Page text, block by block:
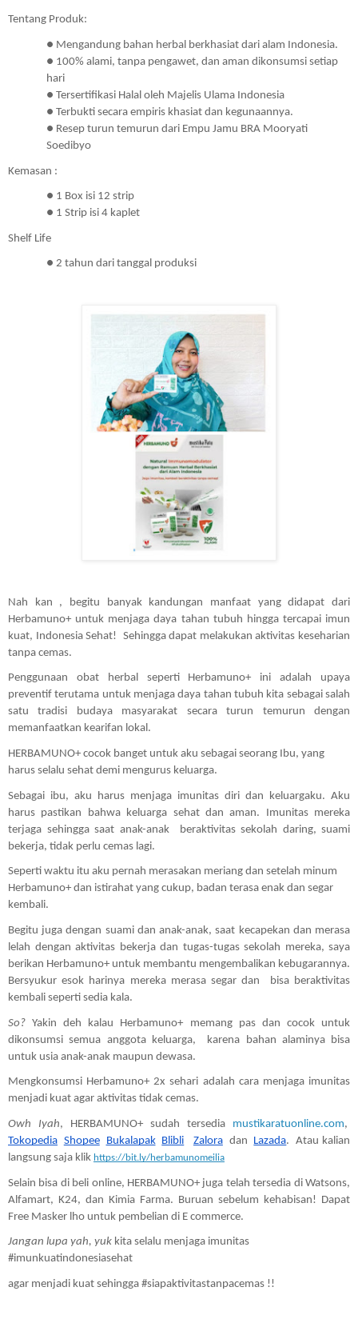
Tentang Produk:
● Mengandung bahan herbal berkhasiat dari alam Indonesia.
● 100% alami, tanpa pengawet, dan aman dikonsumsi setiap
hari
● Tersertifikasi Halal oleh Majelis Ulama Indonesia
● Terbukti secara empiris khasiat dan kegunaannya.
● Resep turun temurun dari Empu Jamu BRA Mooryati
Soedibyo
Kemasan :
● 1 Box isi 12 strip
● 1 Strip isi 4 kaplet
Shelf Life
● 2 tahun dari tanggal produksi
Nah kan , begitu banyak kandungan manfaat yang didapat dari
Herbamuno+ untuk menjaga daya tahan tubuh hingga tercapai imun
kuat, Indonesia Sehat!  Sehingga dapat melakukan aktivitas keseharian
tanpa cemas.
Penggunaan obat herbal seperti Herbamuno+ ini adalah upaya
preventif terutama untuk menjaga daya tahan tubuh kita sebagai salah
satu tradisi budaya masyarakat secara turun temurun dengan
memanfaatkan kearifan lokal.
HERBAMUNO+ cocok banget untuk aku sebagai seorang Ibu, yang
harus selalu sehat demi mengurus keluarga.
Sebagai ibu, aku harus menjaga imunitas diri dan keluargaku. Aku
harus pastikan bahwa keluarga sehat dan aman. Imunitas mereka
terjaga sehingga saat anak-anak  beraktivitas sekolah daring, suami
bekerja, tidak perlu cemas lagi.
Seperti waktu itu aku pernah merasakan meriang dan setelah minum
Herbamuno+ dan istirahat yang cukup, badan terasa enak dan segar
kembali.
Begitu juga dengan suami dan anak-anak, saat kecapekan dan merasa
lelah dengan aktivitas bekerja dan tugas-tugas sekolah mereka, saya
berikan Herbamuno+ untuk membantu mengembalikan kebugarannya.
Bersyukur esok harinya mereka merasa segar dan  bisa beraktivitas
kembali seperti sedia kala.
So? Yakin deh kalau Herbamuno+ memang pas dan cocok untuk
dikonsumsi semua anggota keluarga,  karena bahan alaminya bisa
untuk usia anak-anak maupun dewasa.
Mengkonsumsi Herbamuno+ 2x sehari adalah cara menjaga imunitas
menjadi kuat agar aktivitas tidak cemas.
Owh Iyah, HERBAMUNO+ sudah tersedia mustikaratuonline.com
Tokopedia Shopee Bukalapak Blibli Zalora dan Lazada.  Atau kalian
langsung saja klik https://bit.ly/herbamunomeilia
Selain bisa di beli online, HERBAMUNO+ juga telah tersedia di Watsons,
Alfamart, K24, dan Kimia Farma. Buruan sebelum kehabisan! Dapat
Free Masker lho untuk pembelian di E commerce.
Jangan lupa yah, yuk kita selalu menjaga imunitas
#imunkuatindonesiasehat
agar menjadi kuat sehingga #siapaktivitastanpacemas !!